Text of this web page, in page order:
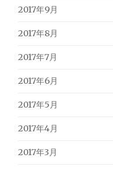
2017年9月
2017年8月
2017年7月
2017年6月
2017年5月
2017年4月
2017年3月